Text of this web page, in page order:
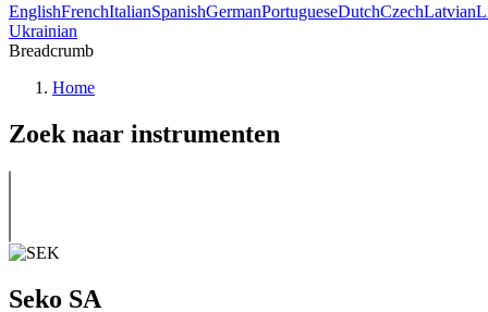
EnglishFrenchItalianSpanishGermanPortugueseDutchCzechLatvian
Ukrainian
Breadcrumb
Home
Zoek naar instrumenten
Seko SA